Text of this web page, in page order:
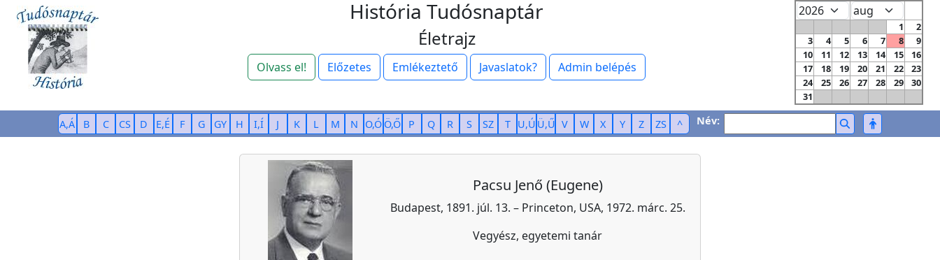
História Tudósnaptár
Életrajz
Olvass el! Előzetes Emlékeztető Javaslatok? Admin belépés
1
2
3
4 5 6 7 8
9
10
11 12 13 14 15
16
17
18 19 20 21 22
23
24
25 26 27 28 29
30
31
A,Á B C CS D E,É F G GY H I,Í J K L M N O,Ó Ö,Ő P Q R S SZ T U,Ú Ü,Ű V W X Y Z ZS ^ Név:
Pacsu Jenő (Eugene)
Budapest, 1891. júl. 13. – Princeton, USA, 1972. márc. 25.
Vegyész, egyetemi tanár